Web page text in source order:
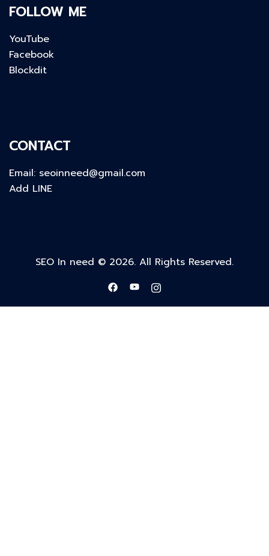
FOLLOW ME
YouTube
Facebook
Blockdit
CONTACT
Email: seoinneed@gmail.com
Add LINE
SEO In need © 2026. All Rights Reserved.